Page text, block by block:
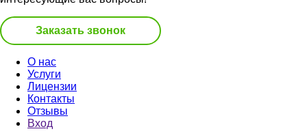
Заказать звонок
О нас
Услуги
Лицензии
Контакты
Отзывы
Вход